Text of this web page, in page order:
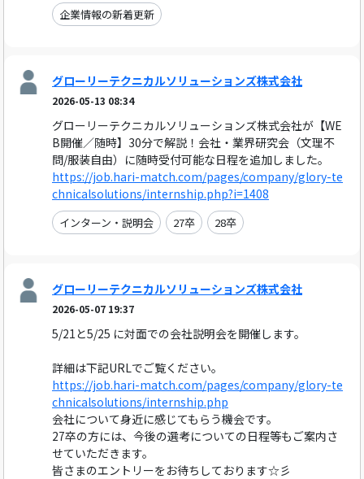
企業情報の新着更新
グローリーテクニカルソリューションズ株式会社
2026-05-13 08:34
グローリーテクニカルソリューションズ株式会社が【WE
B開催／随時】30分で解説！会社・業界研究会（文理不
問/服装自由）に随時受付可能な日程を追加しました。
https://job.hari-match.com/pages/company/glory-te
chnicalsolutions/internship.php?i=1408
インターン・説明会 27卒 28卒
グローリーテクニカルソリューションズ株式会社
2026-05-07 19:37
5/21と5/25 に対面での会社説明会を開催します。
詳細は下記URLでご覧ください。
https://job.hari-match.com/pages/company/glory-te
chnicalsolutions/internship.php
会社について身近に感じてもらう機会です。
27卒の方には、今後の選考についての日程等もご案内さ
せていただきます。
皆さまのエントリーをお待ちしております☆彡